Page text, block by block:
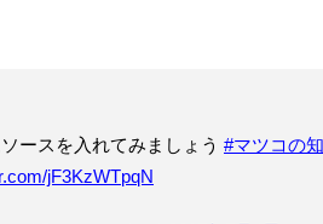
ースを入れてみましょう #マツコの
jF3KzWTpqN